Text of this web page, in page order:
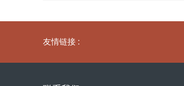
友情链接 :